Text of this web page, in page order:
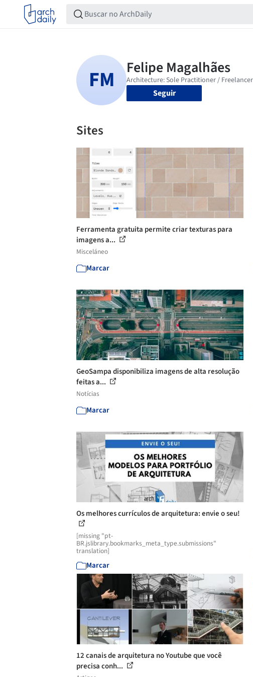
Seguir
Sites
Ferramenta gratuita permite criar texturas para
imagens a...
Misceláneo
Marcar
GeoSampa disponibiliza imagens de alta resolução
feitas a...
Notícias
Marcar
Os melhores currículos de arquitetura: envie o seu!
[missing "pt-
BR.jslibrary.bookmarks_meta_type.submissions"
translation]
Marcar
12 canais de arquitetura no Youtube que você
precisa conh...